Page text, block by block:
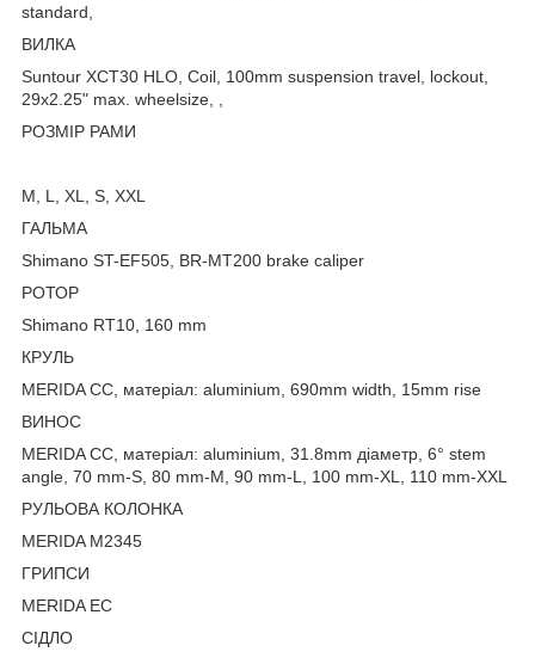
standard,
ВИЛКА
Suntour XCT30 HLO, Coil, 100mm suspension travel, lockout,
29x2.25" max. wheelsize, ,
РОЗМІР РАМИ
M, L, XL, S, XXL
ГАЛЬМА
Shimano ST-EF505, BR-MT200 brake caliper
РОТОР
Shimano RT10, 160 mm
КРУЛЬ
MERIDA CC, матеріал: aluminium, 690mm width, 15mm rise
ВИНОС
MERIDA CC, матеріал: aluminium, 31.8mm діаметр, 6° stem
angle, 70 mm-S, 80 mm-M, 90 mm-L, 100 mm-XL, 110 mm-XXL
РУЛЬОВА КОЛОНКА
MERIDA M2345
ГРИПСИ
MERIDA EC
СІДЛО